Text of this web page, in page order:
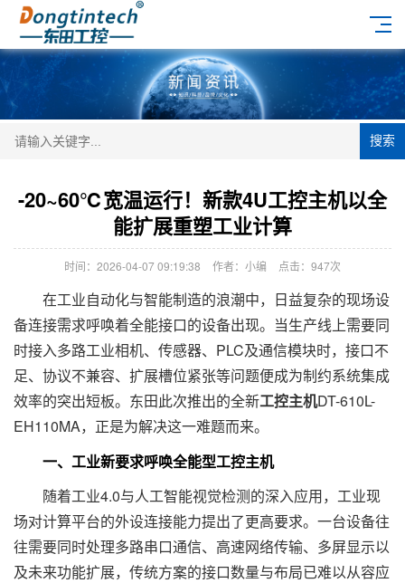
搜索
-20~60℃宽温运行！新款4U工控主机以全
能扩展重塑工业计算
时间：2026-04-07 09:19:38 作者：小编 点击： 947次
在工业自动化与智能制造的浪潮中，日益复杂的现场设
备连接需求呼唤着全能接口的设备出现。当生产线上需要同
时接入多路工业相机、传感器、PLC及通信模块时，接口不
足、协议不兼容、扩展槽位紧张等问题便成为制约系统集成
效率的突出短板。东田此次推出的全新工控主机DT-610L-
EH110MA，正是为解决这一难题而来。
一、工业新要求呼唤全能型工控主机
随着工业4.0与人工智能视觉检测的深入应用，工业现
场对计算平台的外设连接能力提出了更高要求。一台设备往
往需要同时处理多路串口通信、高速网络传输、多屏显示以
及未来功能扩展，传统方案的接口数量与布局已难以从容应